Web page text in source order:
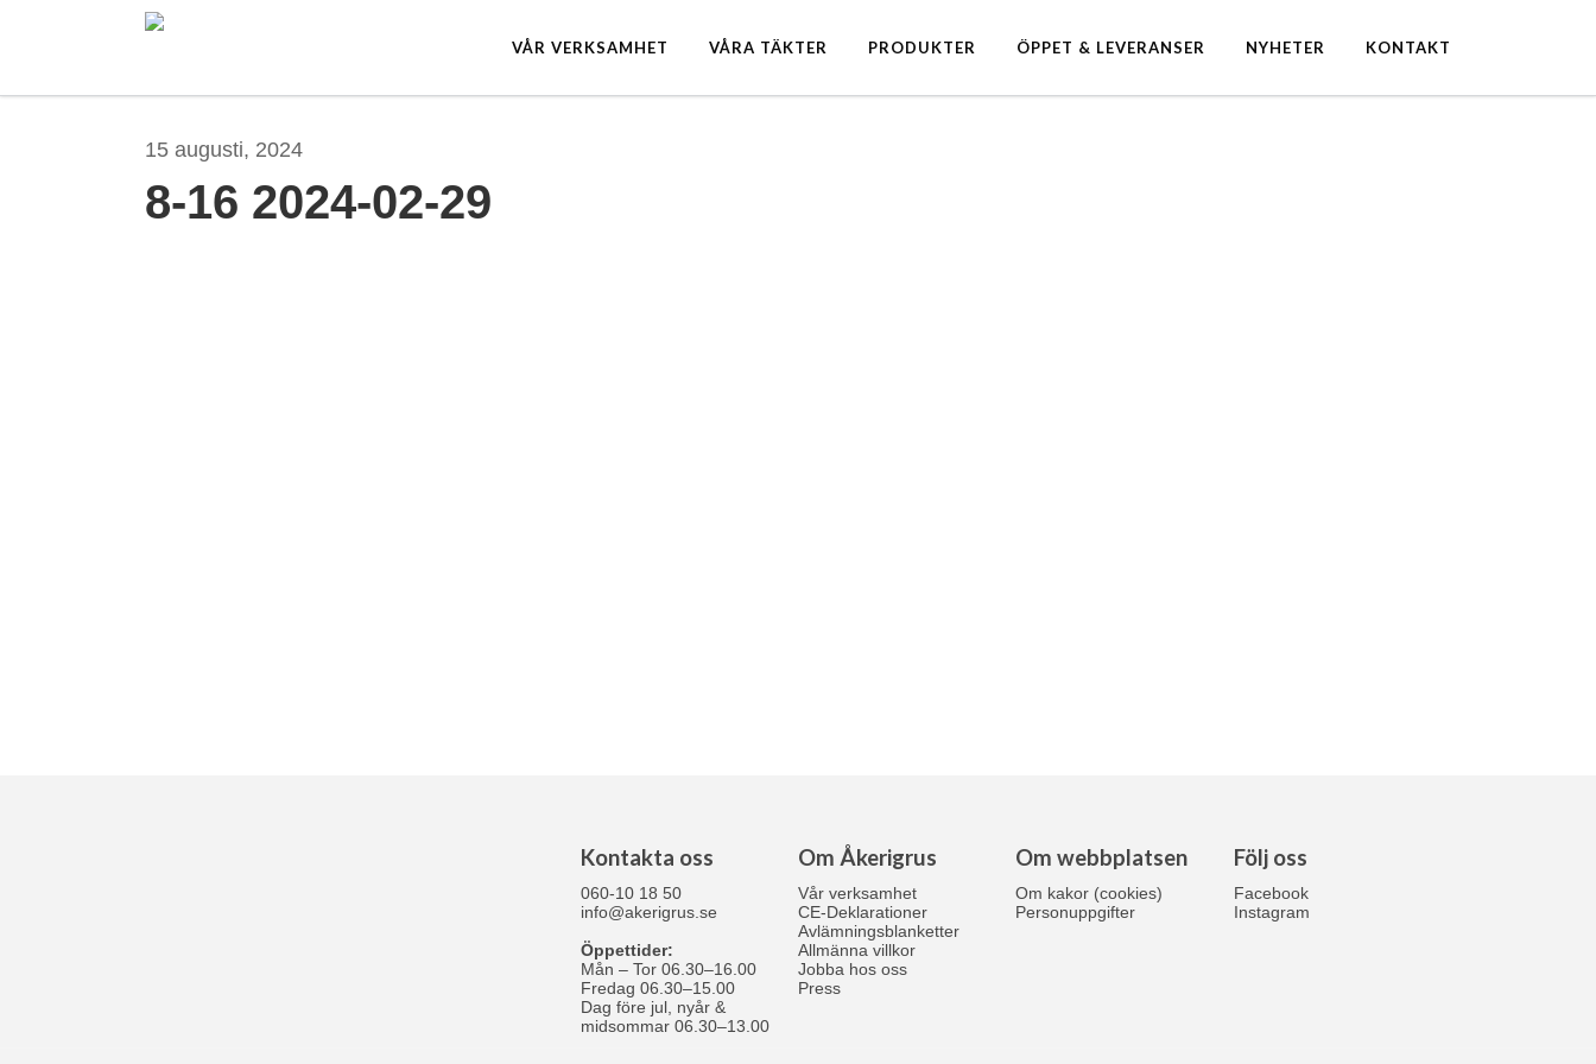
content
VÅR VERKSAMHET VÅRA TÄKTER PRODUKTER ÖPPET & LEVERANSER NYHETER KONTAKT
15 augusti, 2024
8-16 2024-02-29
Kontakta oss
060-10 18 50
info@akerigrus.se
Öppettider:
Mån – Tor 06.30–16.00
Fredag 06.30–15.00
Dag före jul, nyår &
midsommar 06.30–13.00
Om Åkerigrus
Vår verksamhet
CE-Deklarationer
Avlämningsblanketter
Allmänna villkor
Jobba hos oss
Press
Om webbplatsen
Om kakor (cookies)
Personuppgifter
Följ oss
Facebook
Instagram